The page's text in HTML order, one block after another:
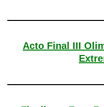
Acto Final III